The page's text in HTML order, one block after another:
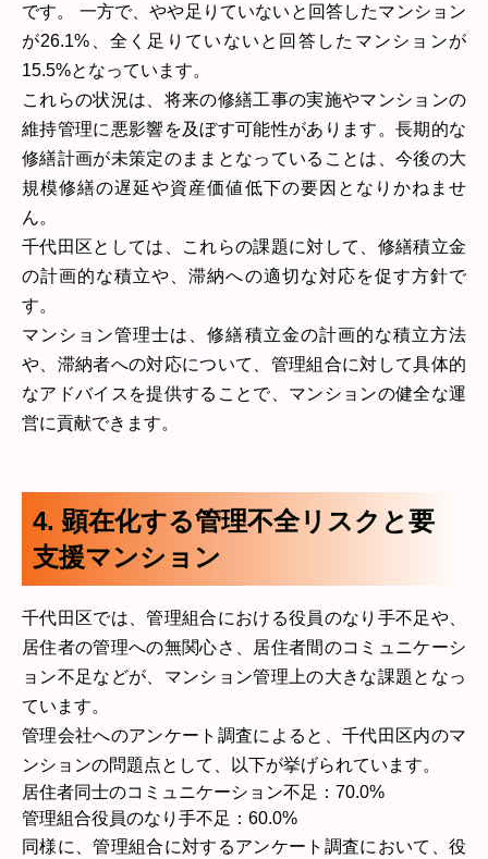
です。 一方で、やや足りていないと回答したマンション
が26.1%、全く足りていないと回答したマンションが
15.5%となっています。
これらの状況は、将来の修繕工事の実施やマンションの
維持管理に悪影響を及ぼす可能性があります。長期的な
修繕計画が未策定のままとなっていることは、今後の大
規模修繕の遅延や資産価値低下の要因となりかねませ
ん。
千代田区としては、これらの課題に対して、修繕積立金
の計画的な積立や、滞納への適切な対応を促す方針で
す。
マンション管理士は、修繕積立金の計画的な積立方法
や、滞納者への対応について、管理組合に対して具体的
なアドバイスを提供することで、マンションの健全な運
営に貢献できます。
4. 顕在化する管理不全リスクと要
支援マンション
千代田区では、管理組合における役員のなり手不足や、
居住者の管理への無関心さ、居住者間のコミュニケーシ
ョン不足などが、マンション管理上の大きな課題となっ
ています。
管理会社へのアンケート調査によると、千代田区内のマ
ンションの問題点として、以下が挙げられています。
居住者同士のコミュニケーション不足：70.0%
管理組合役員のなり手不足：60.0%
同様に、管理組合に対するアンケート調査において、役